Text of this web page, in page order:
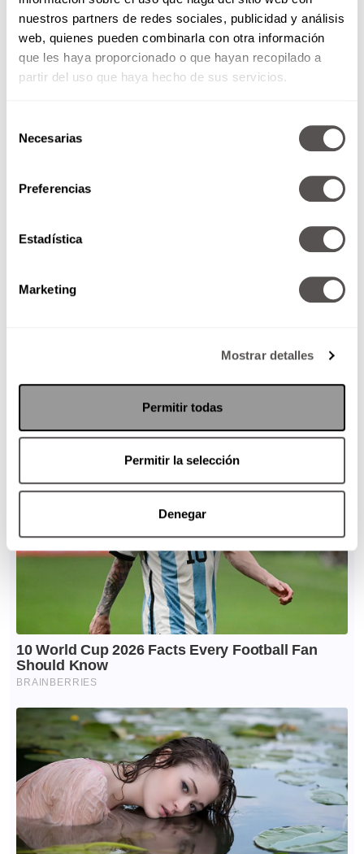
nuestros partners de redes sociales, publicidad y análisis
web, quienes pueden combinarla con otra información
que les haya proporcionado o que hayan recopilado a
partir del uso que haya hecho de sus servicios.
Necesarias
Preferencias
Estadística
Marketing
Mostrar detalles
Permitir todas
Permitir la selección
Denegar